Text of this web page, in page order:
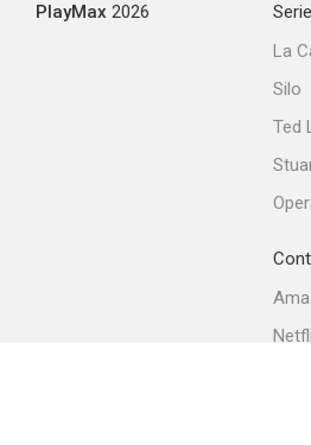
PlayMax 2026
La
Silo
Ted